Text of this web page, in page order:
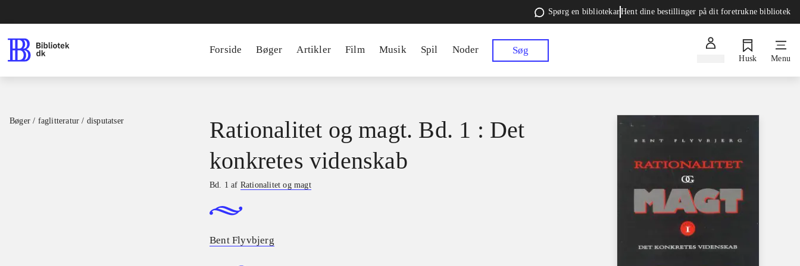
Spørg en bibliotekarHent dine bestillinger på dit foretrukne bibliotek
Forside Bøger Artikler Film Musik Spil Noder Søg
Husk Menu
Bøger / faglitteratur / disputatser
Rationalitet og magt. Bd. 1 : Det
konkretes videnskab
Bd. 1 af Rationalitet og magt
Bent Flyvbjerg